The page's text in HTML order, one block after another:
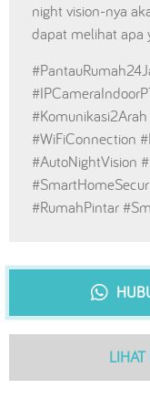
night vision-nya
dapat melihat apa
#WiFiConnection
#AutoNightVision
#RumahPintar